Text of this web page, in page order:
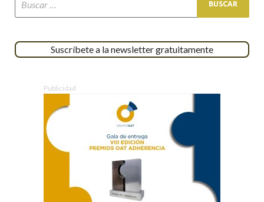
Suscríbete a la newsletter gratuitamente
Publicidad